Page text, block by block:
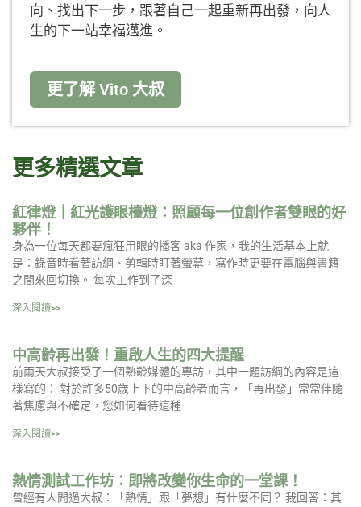
向、找出下一步，跟著自己一起重新再出發，向人
生的下一站幸福邁進。
更了解 Vito 大叔
更多精選文章
紅律燈｜紅光護眼檯燈：照顧每一位創作者雙眼的好
夥伴！
身為一位每天都要瘋狂用眼的播客 aka 作家，我的生活基本上就
是：錄音時看著訪綱、剪輯時盯著螢幕，寫作時更要在電腦與書籍
之間來回切換。 每次工作到了深
深入閱讀>>
中高齡再出發！重啟人生的四大提醒
前兩天大叔接受了一個熟齡媒體的專訪，其中一題訪綱的內容是這
樣寫的： 對於許多50歲上下的中高齡者而言，「再出發」常常伴隨
著焦慮與不確定，您如何看待這種
深入閱讀>>
熱情測試工作坊：即將改變你生命的一堂課！
曾經有人問過大叔：「熱情」跟「夢想」有什麼不同？ 我回答：其